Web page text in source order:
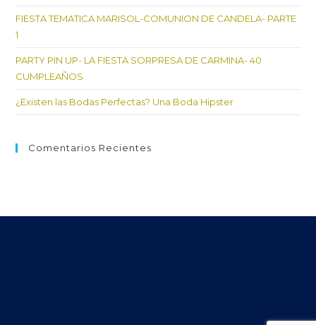
FIESTA TEMATICA MARISOL-COMUNION DE CANDELA- PARTE
1
PARTY PIN UP- LA FIESTA SORPRESA DE CARMINA- 40
CUMPLEAÑOS
¿Existen las Bodas Perfectas? Una Boda Hipster
Comentarios Recientes